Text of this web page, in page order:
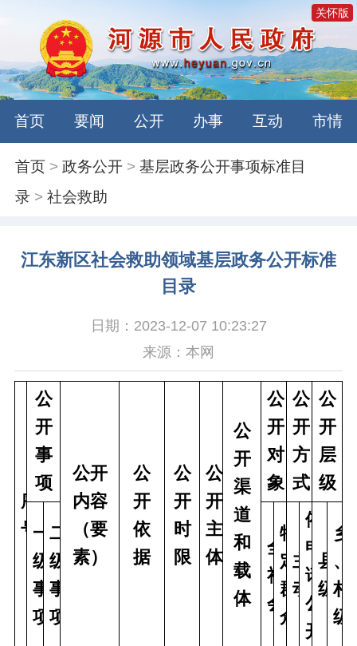
关怀版
首页 要闻 公开 办事 互动 市情
首页 >政务公开 >基层政务公开事项标准目
录 >社会救助
江东新区社会救助领域基层政务公开标准
目录
日期：2023-12-07 10:23:27
来源：本网
序
号
公
开
事
项
公开
内容
（要
素）
公
开
依
据
公
开
时
限
公
开
主
体
公
开
渠
道
和
载
体
公
开
对
象
公
开
方
式
公
开
层
级
一
级
事
项
二
级
事
项
全
社
会
特
定
群
众
主
动
依
申
请
公
开
县
级
乡
、
村
级